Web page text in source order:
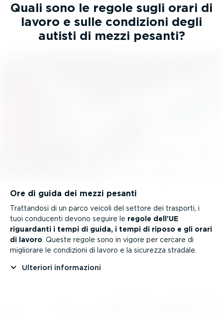
Quali sono le regole sugli orari di
lavoro e sulle condizioni degli
autisti di mezzi pesanti?
Ore di guida dei mezzi pesanti
Trattandosi di un parco veicoli del settore dei trasporti, i
tuoi conducenti devono seguire le regole dell'UE
riguardanti i tempi di guida, i tempi di riposo e gli orari
di lavoro . Queste regole sono in vigore per cercare di
migliorare le condizioni di lavoro e la sicurezza stradale.
Ulteriori infor­ma­zioni